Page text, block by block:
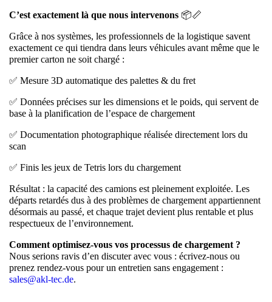
C’est exactement là que nous intervenons 📦📏
Grâce à nos systèmes, les professionnels de la logistique savent
exactement ce qui tiendra dans leurs véhicules avant même que le
premier carton ne soit chargé :
✅ Mesure 3D automatique des palettes & du fret
✅ Données précises sur les dimensions et le poids, qui servent de
base à la planification de l’espace de chargement
✅ Documentation photographique réalisée directement lors du
scan
✅ Finis les jeux de Tetris lors du chargement
Résultat : la capacité des camions est pleinement exploitée. Les
départs retardés dus à des problèmes de chargement appartiennent
désormais au passé, et chaque trajet devient plus rentable et plus
respectueux de l’environnement.
Comment optimisez-vous vos processus de chargement ?
Nous serions ravis d’en discuter avec vous : écrivez-nous ou
prenez rendez-vous pour un entretien sans engagement :
sales@akl-tec.de.